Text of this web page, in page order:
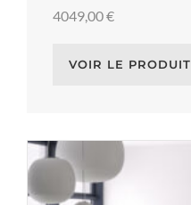
4049,00€
VOIR LE PRODUIT